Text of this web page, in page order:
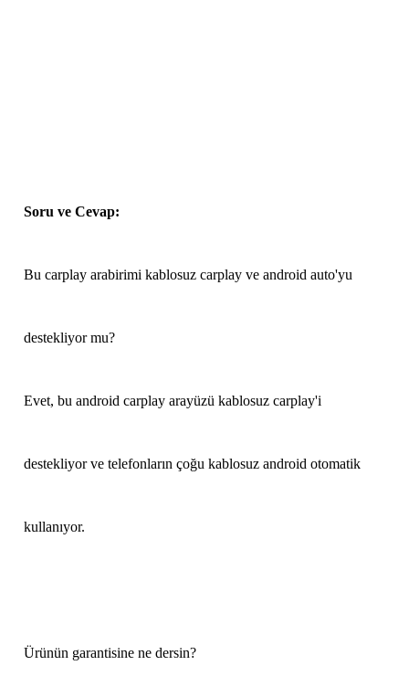
Soru ve Cevap:
Bu carplay arabirimi kablosuz carplay ve android auto'yu
destekliyor mu?
Evet, bu android carplay arayüzü kablosuz carplay'i
destekliyor ve telefonların çoğu kablosuz android otomatik
kullanıyor.
Ürünün garantisine ne dersin?